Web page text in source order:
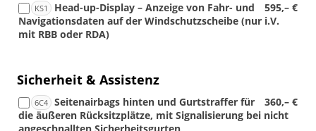
KS1 595,– €
Head-up-Display – Anzeige von Fahr- und
Navigationsdaten auf der Windschutzscheibe (nur i.V.
mit RBB oder RDA)
Sicherheit & Assistenz
6C4 360,– €
Seitenairbags hinten und Gurtstraffer für
die äußeren Rücksitzplätze, mit Signalisierung bei nicht